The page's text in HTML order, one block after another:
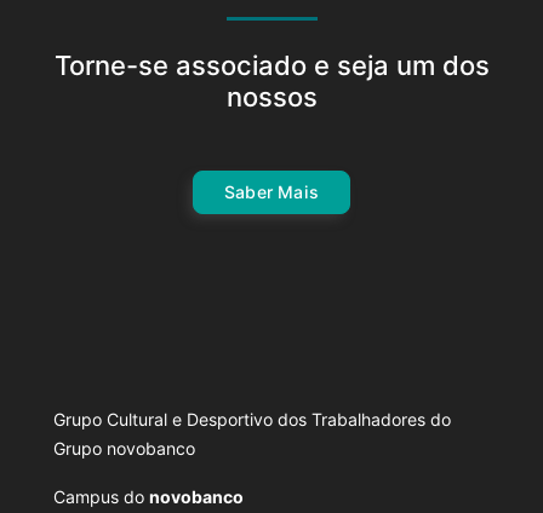
Torne-se associado e seja um dos
nossos
Saber Mais
Grupo Cultural e Desportivo dos Trabalhadores do
Grupo novobanco
Campus do novobanco